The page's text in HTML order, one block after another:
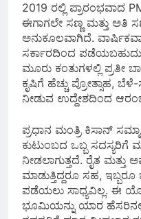
2019 ರಲ್ಲಿ
ಈಗಾಗಲೇ ಸಣ್ಣ ಮತ್ತು ಅತಿ
ಅನುಕೂಲವಾಗಿದೆ.
ಸರ್ಕಾರದಿಂದ
ಮೂರು ಕಂತುಗಳಲ್ಲಿ ಪ್ರತೀ
ಕೃಷಿಗೆ ಹೆಚ್ಚು ಪ್ರೋತ್ಸಾಹ,
ನೀಡುವ ಉದ್ದೇಶದಿಂದ
ಪ್ರಧಾನ ಮಂತ್ರಿ ಕಿಸಾನ್
ಕುಟುಂಬದ ಒಬ್ಬ ಸದಸ್ಯರಿಗೆ
ನೀಡಲಾಗುತ್ತದೆ. ರೈತ ಮತ್ತು
ಮಾಡುತ್ತಿದ್ದರೂ ಸಹ,
ಪಡೆಯಲು ಸಾಧ್ಯವಿಲ್ಲ. ಈ
ಭೂಮಿಯನ್ನು ಯಾರ